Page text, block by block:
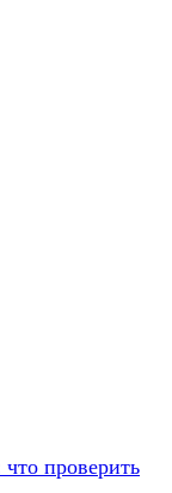
проверить